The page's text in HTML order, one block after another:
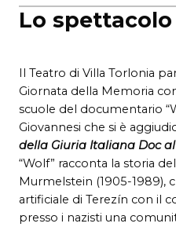
Lo spettacolo
Il Teatro di Villa Torlonia
Giornata della Memoria
scuole del documentario
Giovannesi che si è
della Giuria Italiana Doc
“Wolf” racconta la storia
Murmelstein (1905-1989),
artificiale di Terezín con il
presso i nazisti una